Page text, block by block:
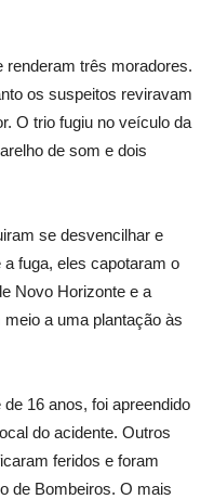
três moradores.
os suspeitos reviravam
O trio fugiu no veículo da
de som e dois
se desvencilhar e
fuga, eles capotaram o
Novo Horizonte e a
a uma plantação às
16 anos, foi apreendido
do acidente. Outros
feridos e foram
de Bombeiros. O mais